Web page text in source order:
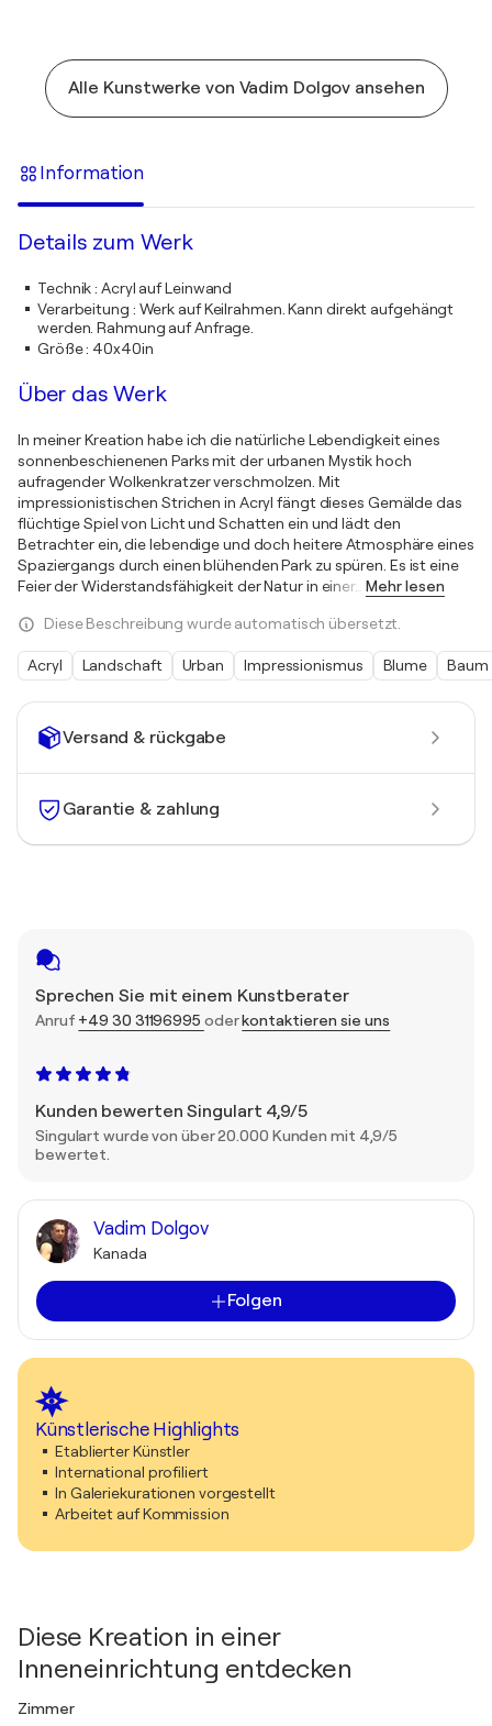
Versand & rückgabe
Garantie & zahlung
Sprechen Sie mit einem Kunstberater
Anruf +49 30 31196995 oderkontaktieren sie uns
Kunden bewerten Singulart 4,9/5
Singulart wurde von über 20.000 Kunden mit 4,9/5
bewertet.
Vadim Dolgov
Kanada
Folgen
Künstlerische Highlights
Etablierter Künstler
International profiliert
In Galeriekurationen vorgestellt
Arbeitet auf Kommission
Diese Kreation in einer
Inneneinrichtung entdecken
Zimmer
Alle Kunstwerke von Vadim Dolgov ansehen
Information
Details zum Werk
Technik:Acryl auf Leinwand
Verarbeitung : Werk auf Keilrahmen. Kann direkt aufgehängt
werden. Rahmung auf Anfrage.
Größe: 40x40in
Über das Werk
In meiner Kreation habe ich die natürliche Lebendigkeit eines
sonnenbeschienenen Parks mit der urbanen Mystik hoch
aufragender Wolkenkratzer verschmolzen. Mit
impressionistischen Strichen in Acryl fängt dieses Gemälde das
flüchtige Spiel von Licht und Schatten ein und lädt den
Betrachter ein, die lebendige und doch heitere Atmosphäre eines
Spaziergangs durch einen blühenden Park zu spüren. Es ist eine
Feier der Widerstandsfähigkeit der Natur in einer… Mehr lesen
Diese Beschreibung wurde automatisch übersetzt.
Acryl Landschaft Urban Impressionismus Blume Baum